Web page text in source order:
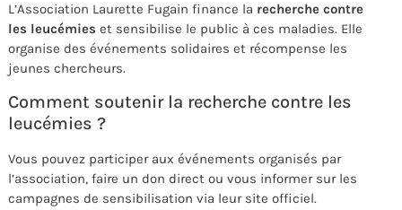
L’Association Laurette Fugain finance la recherche contre
les leucémies et sensibilise le public à ces maladies. Elle
organise des événements solidaires et récompense les
jeunes chercheurs.
Comment soutenir la recherche contre les
leucémies ?
Vous pouvez participer aux événements organisés par
l’association, faire un don direct ou vous informer sur les
campagnes de sensibilisation via leur site officiel.